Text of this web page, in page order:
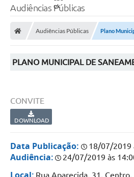
Audiências Públicas
Audiências Públicas Plano
PLANO MUNICIPAL DE
CONVITE
DOWNLOAD
Data Publicação: 18/07/2019
Audiência:
24/07/2019 às
Local: Rua Aparecida, 31, Centro,